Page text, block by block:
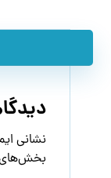
نشانی
بخش‌های